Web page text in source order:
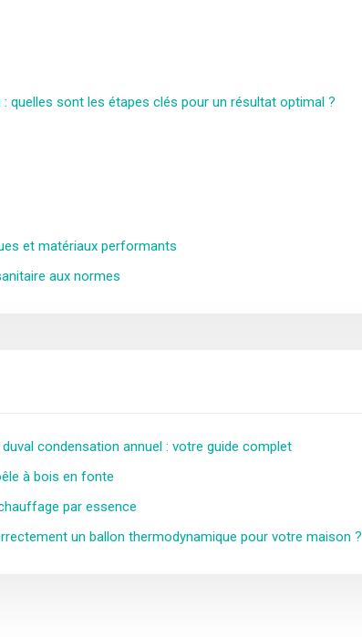
quelles sont les étapes clés pour un résultat optimal ?
et matériaux performants
aux normes
condensation annuel : votre guide complet
à bois en fonte
par essence
un ballon thermodynamique pour votre maison ?